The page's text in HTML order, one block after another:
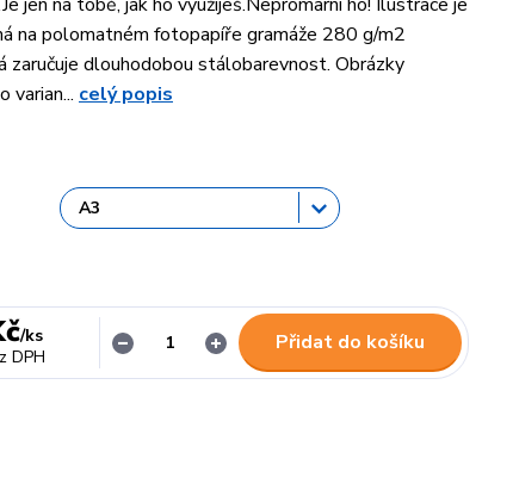
na polomatném fotopapíře gramáže 280 g/m2
zaručuje dlouhodobou stálobarevnost. Obrázky
varian... celý popis
/ks
DPH
Přidat do košíku